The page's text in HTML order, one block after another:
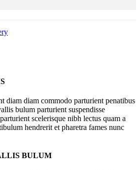
diam diam commodo parturient penatibus
bulum parturient suspendisse
scelerisque nibh lectus quam a
hendrerit et pharetra fames nunc
BULUM